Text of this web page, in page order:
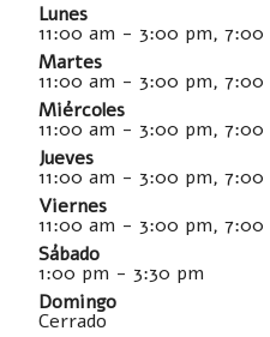
Lunes
11:00 am - 3:00 pm,
Martes
11:00 am - 3:00 pm,
Miércoles
11:00 am - 3:00 pm,
Jueves
11:00 am - 3:00 pm,
Viernes
11:00 am - 3:00 pm,
Sábado
1:00 pm - 3:30 pm
Domingo
Cerrado